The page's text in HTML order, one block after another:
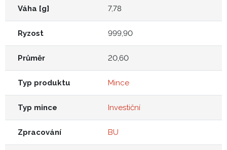
Váha [g] 7,78
Ryzost 999,90
Průměr 20,60
Typ produktu Mince
Typ mince Investiční
Zpracování BU